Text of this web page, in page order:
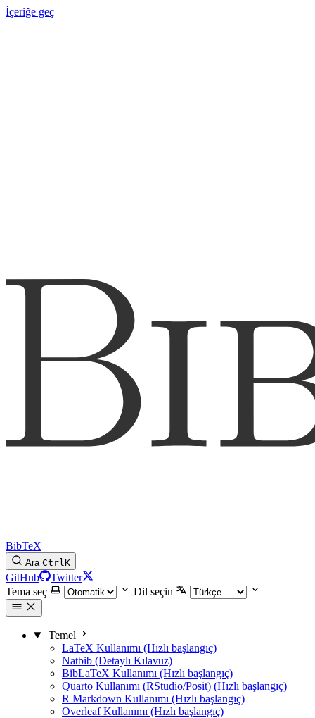
İçeriğe geç
BibTeX
Ara CtrlK
GitHub
Twitter
Tema seç
Dil seçin
Temel
LaTeX Kullanımı (Hızlı başlangıç)
Natbib (Detaylı Kılavuz)
BibLaTeX Kullanımı (Hızlı başlangıç)
Quarto Kullanımı (RStudio/Posit) (Hızlı başlangıç)
R Markdown Kullanımı (Hızlı başlangıç)
Overleaf Kullanımı (Hızlı başlangıç)